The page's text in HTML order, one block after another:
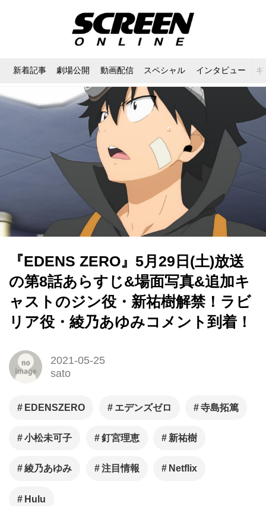
新着記事 劇場公開 動画配信 スペシャル インタビュー
『EDENS ZERO』5月29日(土)放送
の第8話あらすじ&場面写真&追加キ
ャストのジン役・新祐樹解禁！ラビ
リア役・綾乃あゆみコメント到着！
2021-05-25
sato
EDENSZERO エデンズゼロ 寺島拓篤
小松未可子 釘宮理恵 新祐樹
綾乃あゆみ 注目情報 Netflix
Hulu